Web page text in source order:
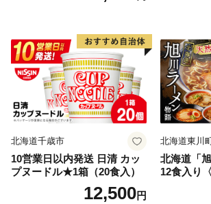
北海道千歳市
10営業日以内発送 日清 カッ
プヌードル★1箱（20食入）
12,500円
北海道東川
北海道「
12食入り